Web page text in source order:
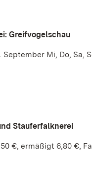
Greifvogelschau
September Mi, Do, Sa,
Stauferfalknerei
€, ermäßigt 6,80 €,